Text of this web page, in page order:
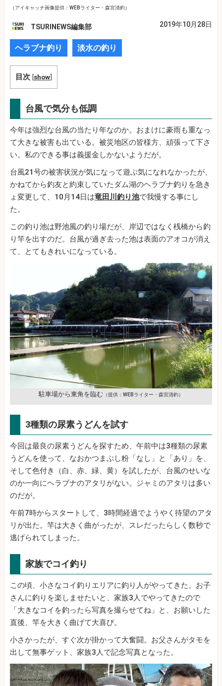
（アイキャッチ画像提供：WEBライター・森宮清釣）
TSURINEWS編集部 2019年10月28日
ヘラブナ釣り 淡水の釣り
目次 [show]
台風で気分も低調
今年は強烈な台風の当たり年なのか。おまけに豪雨も重なっ
て大きな被害も出ている。被災地区の皆様方、頑張って下さ
い。私のできる事は義援金しかないようだが。
台風21号の被害状況が気になって遊ぶ気になれなかったが、
かねてから釣友と約束していたダム湖のヘラブナ釣りを急き
ょ変更して、10月14日は竜田川釣り池で我慢する事にし
た。
この釣り池は野池風の釣り場だが、岸辺ではなく桟橋から釣
り竿を出すのだ。台風が過ぎ去った池は表面のアオコが消え
て、とてもきれいになっている。
駐車場から東角を臨む （提供：WEBライター・森宮清釣）
3種類の尿素うどんを試す
今回は最良の尿素うどんを探すため、午前中は3種類の尿素
うどんを使って、なおかつまぶし粉「なし」と「あり」を、
そして色付き（白、赤、緑、黄）を試したが、台風のせいな
のか一向にヘラブナのアタリがない。ジャミのアタリは多い
のだが。
午前7時からスタートして、3時間経過でようやく待望のアタ
リが出た。竿は大きく曲がったが、スレだったらしく数秒で
逃げられてしまった。
家族でコイ釣り
この頃、小さなコイ釣りエリアに釣り人がやってきた。お子
さんに釣りを楽しませたいと、家族3人でやってきたので
「大きなコイを釣ったら写真を撮らせてね」と、お願いした
直後、竿を大きく曲げて大喜び。
小さかったが、すぐ次が掛かって大奮闘。お父さんがタモを
出して無事ゲット、家族3人で記念写真となった。